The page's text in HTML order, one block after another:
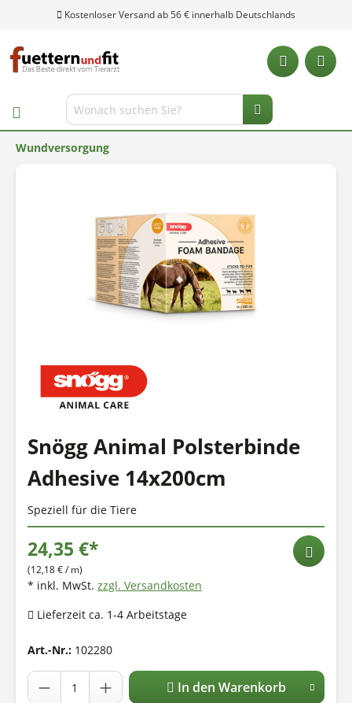
Kostenloser Versand ab 56 € innerhalb Deutschlands
Wundversorgung
Snögg Animal Polsterbinde
Adhesive 14x200cm
Speziell für die Tiere
24,35 €*
(12,18 € / m)
* inkl. MwSt. zzgl. Versandkosten
Lieferzeit ca. 1-4 Arbeitstage
Art.-Nr.: 102280
In den Warenkorb